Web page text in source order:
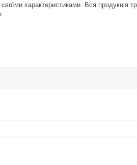
характеристиками. Вся продукція